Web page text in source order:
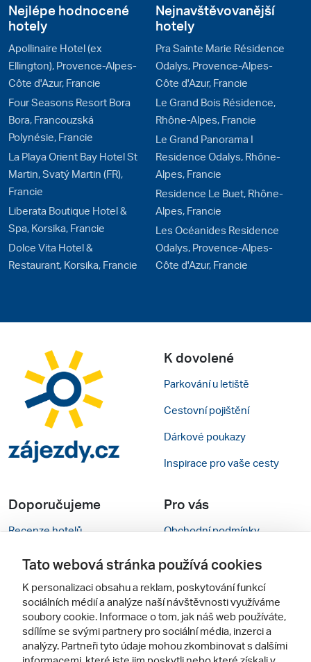
Nejlépe hodnocené
hotely
Apollinaire Hotel (ex
Ellington), Provence-Alpes-
Côte d'Azur, Francie
Four Seasons Resort Bora
Bora, Francouzská
Polynésie, Francie
La Playa Orient Bay Hotel St
Martin, Svatý Martin (FR),
Francie
Liberata Boutique Hotel &
Spa, Korsika, Francie
Dolce Vita Hotel &
Restaurant, Korsika, Francie
Nejnavštěvovanější
hotely
Pra Sainte Marie Résidence
Odalys, Provence-Alpes-
Côte d'Azur, Francie
Le Grand Bois Résidence,
Rhône-Alpes, Francie
Le Grand Panorama I
Residence Odalys, Rhône-
Alpes, Francie
Residence Le Buet, Rhône-
Alpes, Francie
Les Océanides Residence
Odalys, Provence-Alpes-
Côte d'Azur, Francie
K dovolené
Parkování u letiště
Cestovní pojištění
Dárkové poukazy
Inspirace pro vaše cesty
Doporučujeme
Recenze hotelů
Rady na cestu
Cestovní kanceláře
Zájazdy.sk
Pro vás
Obchodní podmínky
Kontakty
Nastavení cookies
Verze webu pro PC
Sledujte nás
Tato webová stránka používá cookies
K personalizaci obsahu a reklam, poskytování funkcí
sociálních médií a analýze naší návštěvnosti využíváme
soubory cookie. Informace o tom, jak náš web používáte,
sdílíme se svými partnery pro sociální média, inzerci a
analýzy. Partneři tyto údaje mohou zkombinovat s dalšími